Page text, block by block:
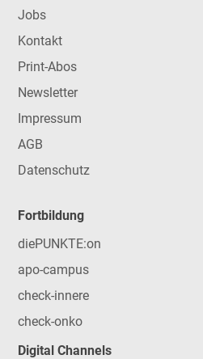
Jobs
Kontakt
Print-Abos
Newsletter
Impressum
AGB
Datenschutz
Fortbildung
diePUNKTE:on
apo-campus
check-innere
check-onko
Digital Channels